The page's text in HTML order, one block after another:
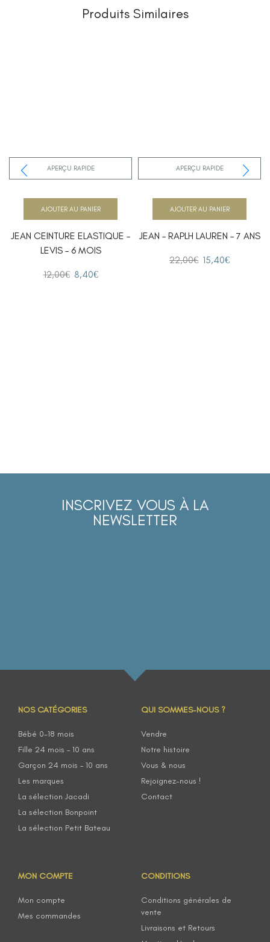
Produits Similaires
APERÇU RAPIDE
JEAN CEINTURE ELASTIQUE –
LEVIS – 6 MOIS
12,00€ 8,40€
AJOUTER AU PANIER
APERÇU RAPIDE
JEAN – RAPLH LAUREN – 7 ANS
22,00€ 15,40€
AJOUTER AU PANIER
INSCRIVEZ VOUS À LA
NEWSLETTER
NOS CATÉGORIES
Bébé 0-18 mois
Fille 24 mois – 10 ans
Garçon 24 mois – 10 ans
Les marques
La sélection Jacadi
La sélection Bonpoint
La sélection Petit Bateau
QUI SOMMES-NOUS ?
Vendre
Notre histoire
Vous & nous
Rejoignez-nous !
Contact
MON COMPTE
Mon compte
Mes commandes
CONDITIONS
Conditions générales de
vente
Livraisons et Retours